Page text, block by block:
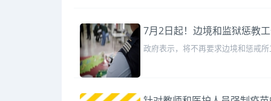
7月2日起！边境和监狱惩教
政府表示，将不再要求边境和惩戒